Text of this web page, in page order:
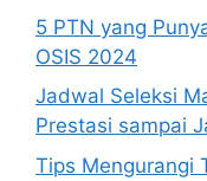
5 PTN yang
OSIS 2024
Jadwal Seleksi
Prestasi sampai
Tips Mengurangi